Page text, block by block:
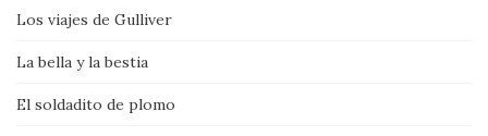
Los viajes de Gulliver
La bella y la bestia
El soldadito de plomo